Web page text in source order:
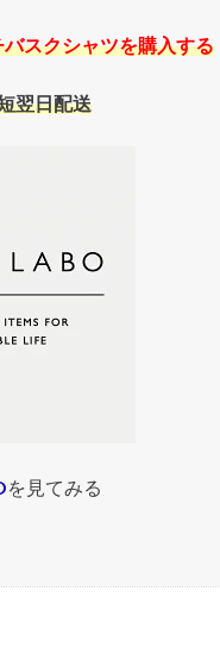
スクシャツを購入する
翌日配送
を見てみる